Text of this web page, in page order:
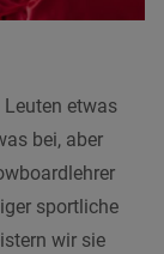
etwas
bei, aber
sportliche
wir sie